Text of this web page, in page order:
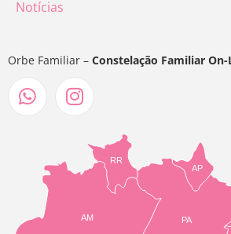
Notícias
Orbe Familiar – Constelação Familiar On-
AP
PA
RR
AM